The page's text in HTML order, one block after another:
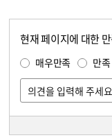
현재 페이지에 대한
매우만족 만족